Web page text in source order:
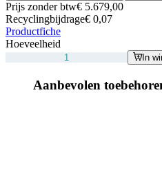
Prijs zonder btw€ 5.679,00
Recyclingbijdrage€ 0,07
Productfiche
Hoeveelheid
In
Aanbevolen